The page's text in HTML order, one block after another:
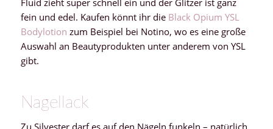
Fluid zieht super schnell ein und der Glitzer ist ganz
fein und edel. Kaufen könnt ihr die Black Opium YSL
Bodylotion zum Beispiel bei Notino, wo es eine große
Auswahl an Beautyprodukten unter anderem von YSL
gibt.
Nagellack
Zu Silvester darf es auf den Nägeln funkeln – natürlich